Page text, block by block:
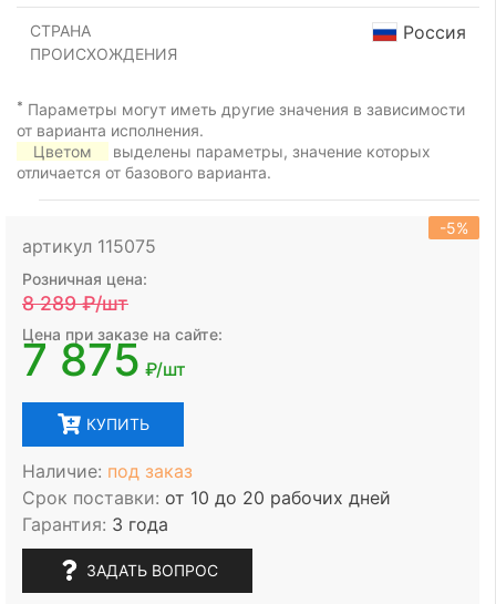
СТРАНА
ПРОИСХОЖДЕНИЯ
Россия
* Параметры могут иметь другие значения в зависимости
от варианта исполнения.
Цветом
выделены параметры, значение которых
отличается от базового варианта.
артикул 115075
-5%
Розничная цена:
8 289₽/шт
Цена при заказе на сайте:
7 875 ₽/шт
КУПИТЬ
Наличие: под заказ
Срок поставки: от 10 до 20 рабочих дней
Гарантия: 3 года
ЗАДАТЬ ВОПРОС